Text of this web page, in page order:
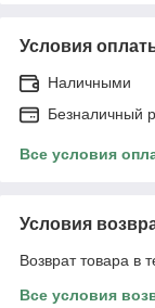
Условия
Наличными
Безналичный
Все условия
Условия
Возврат товара в
Все условия